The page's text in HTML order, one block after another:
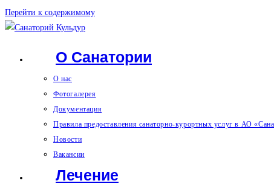
Перейти к содержимому
О Санатории
О нас
Фотогалерея
Документация
Правила предоставления санаторно-курортных услуг в АО
Новости
Вакансии
Лечение